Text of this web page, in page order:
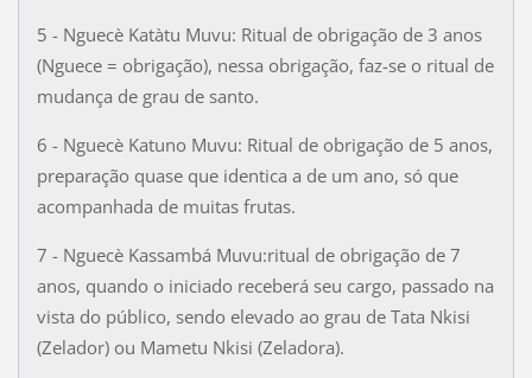
5 - Nguecè Katàtu Muvu: Ritual de obrigação de 3 anos
(Nguece = obrigação), nessa obrigação, faz-se o ritual de
mudança de grau de santo.
6 - Nguecè Katuno Muvu: Ritual de obrigação de 5 anos,
preparação quase que identica a de um ano, só que
acompanhada de muitas frutas.
7 - Nguecè Kassambá Muvu:ritual de obrigação de 7
anos, quando o iniciado receberá seu cargo, passado na
vista do público, sendo elevado ao grau de Tata Nkisi
(Zelador) ou Mametu Nkisi (Zeladora).